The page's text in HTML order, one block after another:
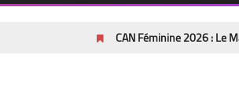
CAN Féminine 2026 : Le Maroc